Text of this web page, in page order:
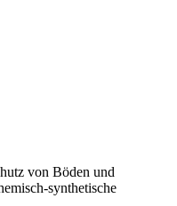
von Böden und
synthetische